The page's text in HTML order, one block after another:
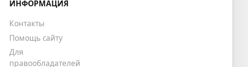
ИНФОРМАЦИЯ
Контакты
Помощь сайту
Для
правообладателей